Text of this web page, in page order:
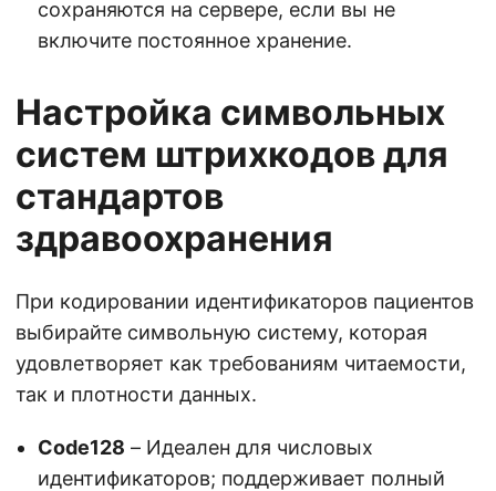
сохраняются на сервере, если вы не
включите постоянное хранение.
Настройка символьных
систем штрихкодов для
стандартов
здравоохранения
При кодировании идентификаторов пациентов
выбирайте символьную систему, которая
удовлетворяет как требованиям читаемости,
так и плотности данных.
Code128 – Идеален для числовых
идентификаторов; поддерживает полный